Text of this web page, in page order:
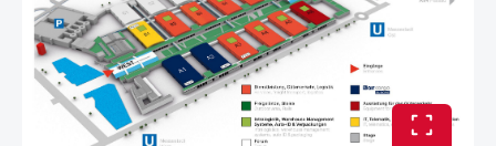
Vollbild